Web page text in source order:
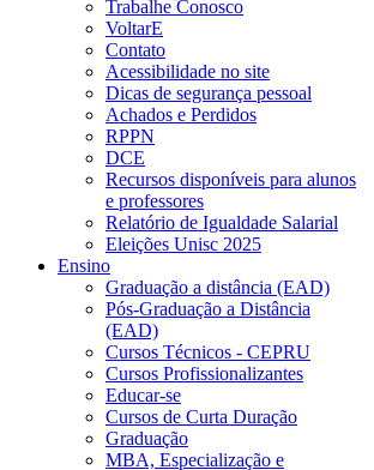
Trabalhe Conosco
VoltarE
Contato
Acessibilidade no site
Dicas de segurança pessoal
Achados e Perdidos
RPPN
DCE
Recursos disponíveis para alunos
e professores
Relatório de Igualdade Salarial
Eleições Unisc 2025
Ensino
Graduação a distância (EAD)
Pós-Graduação a Distância
(EAD)
Cursos Técnicos - CEPRU
Cursos Profissionalizantes
Educar-se
Cursos de Curta Duração
Graduação
MBA, Especialização e